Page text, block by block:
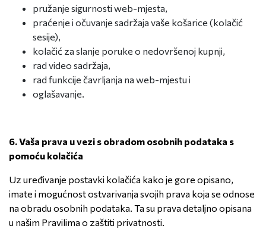
pružanje sigurnosti web-mjesta,
praćenje i očuvanje sadržaja vaše košarice (kolačić
sesije),
kolačić za slanje poruke o nedovršenoj kupnji,
rad video sadržaja,
rad funkcije čavrljanja na web-mjestu i
oglašavanje.
6.Vaša prava u vezi s obradom osobnih podataka s
pomoću kolačića
Uz uređivanje postavki kolačića kako je gore opisano,
imate i mogućnost ostvarivanja svojih prava koja se odnose
na obradu osobnih podataka. Ta su prava detaljno opisana
u našim Pravilima o zaštiti privatnosti.